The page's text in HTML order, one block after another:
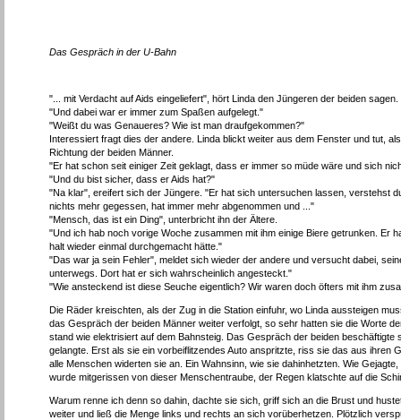
Das Gespräch in der U-Bahn
"... mit Verdacht auf Aids eingeliefert", hört Linda den Jüngeren der beiden
"Und dabei war er immer zum Spaßen aufgelegt."
"Weißt du was Genaueres? Wie ist man draufgekommen?"
Interessiert fragt dies der andere. Linda blickt weiter aus dem Fenster und tut,
Richtung der beiden Männer.
"Er hat schon seit einiger Zeit geklagt, dass er immer so müde wäre und sich
"Und du bist sicher, dass er Aids hat?"
"Na klar", ereifert sich der Jüngere. "Er hat sich untersuchen lassen, verstehst
nichts mehr gegessen, hat immer mehr abgenommen und ..."
"Mensch, das ist ein Ding", unterbricht ihn der Ältere.
"Und ich hab noch vorige Woche zusammen mit ihm einige Biere getrunken.
halt wieder einmal durchgemacht hätte."
"Das war ja sein Fehler", meldet sich wieder der andere und versucht dabei,
unterwegs. Dort hat er sich wahrscheinlich angesteckt."
"Wie ansteckend ist diese Seuche eigentlich? Wir waren doch öfters mit ihm
Die Räder kreischten, als der Zug in die Station einfuhr, wo Linda aussteigen
das Gespräch der beiden Männer weiter verfolgt, so sehr hatten sie die Worte
stand wie elektrisiert auf dem Bahnsteig. Das Gespräch der beiden
gelangte. Erst als sie ein vorbeiflitzendes Auto anspritzte, riss sie das aus ihren
alle Menschen widerten sie an. Ein Wahnsinn, wie sie dahinhetzten. Wie
wurde mitgerissen von dieser Menschentraube, der Regen klatschte auf die
Warum renne ich denn so dahin, dachte sie sich, griff sich an die Brust und
weiter und ließ die Menge links und rechts an sich vorüberhetzen. Plötzlich